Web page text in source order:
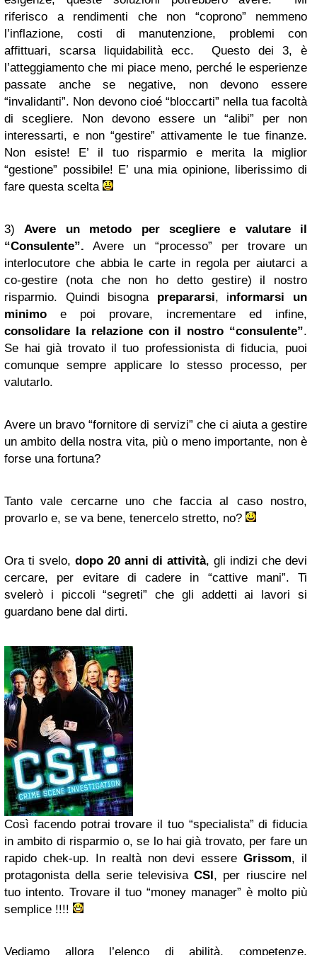
riferisco a rendimenti che non “coprono” nemmeno
l’inflazione, costi di manutenzione, problemi con
affittuari, scarsa liquidabilità ecc. Questo dei 3, è
l’atteggiamento che mi piace meno, perché le esperienze
passate anche se negative, non devono essere
“invalidanti”. Non devono cioé “bloccarti” nella tua facoltà
di scegliere. Non devono essere un “alibi” per non
interessarti, e non “gestire” attivamente le tue finanze.
Non esiste! E’ il tuo risparmio e merita la miglior
“gestione” possibile! E’ una mia opinione, liberissimo di
fare questa scelta
3)Avere un metodo per scegliere e valutare il
“Consulente”. Avere un “processo” per trovare un
interlocutore che abbia le carte in regola per aiutarci a
co-gestire (nota che non ho detto gestire) il nostro
risparmio. Quindi bisogna prepararsi, informarsi un
minimo e poi provare, incrementare ed infine,
consolidare la relazione con il nostro “consulente”.
Se hai già trovato il tuo professionista di fiducia, puoi
comunque sempre applicare lo stesso processo, per
valutarlo.
Avere un bravo “fornitore di servizi” che ci aiuta a gestire
un ambito della nostra vita, più o meno importante, non è
forse una fortuna?
Tanto vale cercarne uno che faccia al caso nostro,
provarlo e, se va bene, tenercelo stretto, no?
Ora ti svelo, dopo 20 anni di attività, gli indizi che devi
cercare, per evitare di cadere in “cattive mani”. Ti
svelerò i piccoli “segreti” che gli addetti ai lavori si
guardano bene dal dirti.
Così facendo potrai trovare il tuo “specialista” di fiducia
in ambito di risparmio o, se lo hai già trovato, per fare un
rapido chek-up. In realtà non devi essereGrissom, il
protagonista della serie televisivaCSI, per riuscire nel
tuo intento. Trovare il tuo “money manager” è molto più
semplice !!!!
Vediamo allora l’elenco di abilità, competenze,